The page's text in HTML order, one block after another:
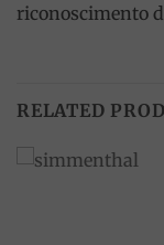
riconoscimento
RELATED